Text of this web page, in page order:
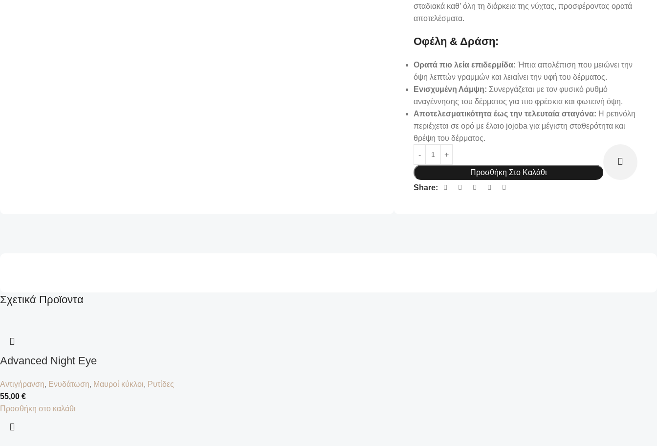
σταδιακά καθ’ όλη τη διάρκεια της νύχτας, προσφέροντας ορατά
αποτελέσματα.
Οφέλη & Δράση:
Ορατά πιο λεία επιδερμίδα:Ήπια απολέπιση που μειώνει την
όψη λεπτών γραμμών και λειαίνει την υφή του δέρματος.
Ενισχυμένη Λάμψη: Συνεργάζεται με τον φυσικό ρυθμό
αναγέννησης του δέρματος για πιο φρέσκια και φωτεινή όψη.
Αποτελεσματικότητα έως την τελευταία σταγόνα: Η ρετινόλη
περιέχεται σε ορό με έλαιο jojoba για μέγιστη σταθερότητα και
θρέψη του δέρματος.
Προσθήκη Στο Καλάθι
Share:
Σχετικά Προϊοντα
Advanced Night Eye
Αντιγήρανση, Ενυδάτωση, Μαυροί κύκλοι, Ρυτίδες
55,00 €
Προσθήκη στο καλάθι